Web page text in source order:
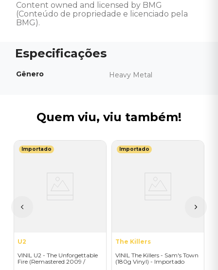
Content owned and licensed by BMG
(Conteúdo de propriedade e licenciado pela
BMG).
Gênero Heavy Metal
Quem viu, viu também!
Importado
U2
VINIL U2 - The Unforgettable
Fire (Remastered 2009 /
Importado
The Killers
VINIL The Killers - Sam's Town
(180g Vinyl) - Importado